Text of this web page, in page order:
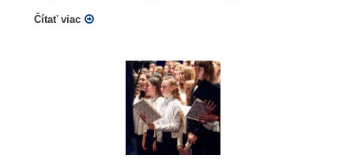
Čítať viac